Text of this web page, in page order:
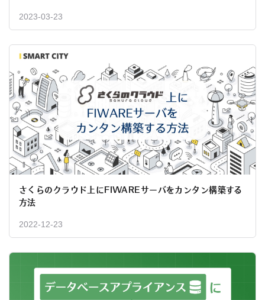
2023-03-23
さくらのクラウド上にFIWAREサーバをカンタン構築する
方法
2022-12-23